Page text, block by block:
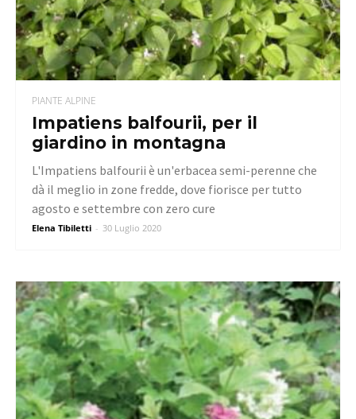
PIANTE ALPINE
Impatiens balfourii, per il
giardino in montagna
Elena Tibiletti - 30 Luglio 2020
L'Impatiens balfourii è un'erbacea semi-perenne che
dà il meglio in zone fredde, dove fiorisce per tutto
agosto e settembre con zero cure